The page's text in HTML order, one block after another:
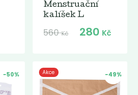
Menstruační
kalíšek L
560Kč 280 Kč
-50% Akce -49%